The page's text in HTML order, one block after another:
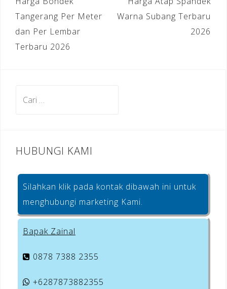
o
o
k
m st
pos
Tangerang Per Meter
dan Per Lembar
Terbaru 2026
Warna Subang Terbaru
2026
HUBUNGI KAMI
Silahkan klik pada kontak dibawah ini untuk
menghubungi marketing Kami.
Bapak Zainal
0878 7388 2355
+6287873882355